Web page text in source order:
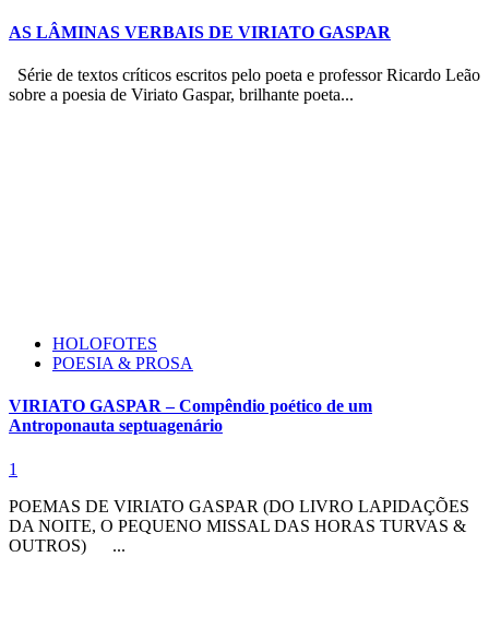
AS LÂMINAS VERBAIS DE VIRIATO GASPAR
Série de textos críticos escritos pelo poeta e professor Ricardo Leão
sobre a poesia de Viriato Gaspar, brilhante poeta...
HOLOFOTES
POESIA & PROSA
VIRIATO GASPAR – Compêndio poético de um
Antroponauta septuagenário
1
POEMAS DE VIRIATO GASPAR (DO LIVRO LAPIDAÇÕES
DA NOITE, O PEQUENO MISSAL DAS HORAS TURVAS &
OUTROS) ...